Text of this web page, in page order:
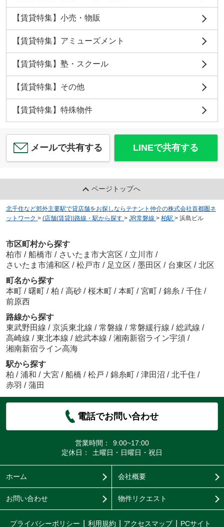
【賃貸特集】小売・物販
【賃貸特集】アミューズメント
【賃貸特集】塾・スクール
【賃貸特集】その他
【賃貸特集】特殊物件
メールで共有する LINEで共有する
ページトップへ
北千住など郊外主要駅で貸店舗をお探しならテナント仲介の株式会社首都圏ネ
ットワーク > (店舗(賃貸))路線・駅から探す > JR常磐線 > 柏駅 > 浜島ビル
市区町村から探す
柏市 / 船橋市 / さいたま市大宮区 / 立川市 /
さいたま市浦和区 / 松戸市 / 足立区 / 墨田区 / 台東区 / 北区
町名から探す
本町 / 曙町 / 柏 / 高砂 / 桜木町 / 本町 / 宮町 / 錦糸 / 千住 /
前原西
路線から探す
東武野田線 / 京浜東北線 / 常磐線 / 常磐緩行線 / 総武線 /
高崎線 / 東北本線 / 総武本線 / 湘南新宿ライン宇須 /
湘南新宿ライン高海
駅から探す
柏 / 浦和 / 大宮 / 船橋 / 松戸 / 錦糸町 / 津田沼 / 北千住 /
赤羽 / 蒲田
電話でお問い合わせ
営業時間：
9:00~17:00
定休日：
土曜日・日曜日・祝日
ホーム 会社概要
お問い合わせ 物件リクエスト
プライバシーポリシー 利用規約 アクセスマップ PCサイト